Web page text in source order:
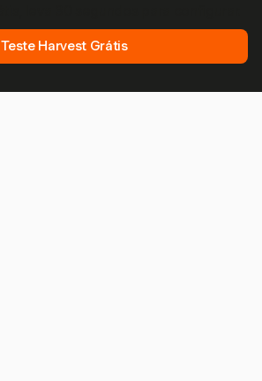
Teste Harvest Grátis